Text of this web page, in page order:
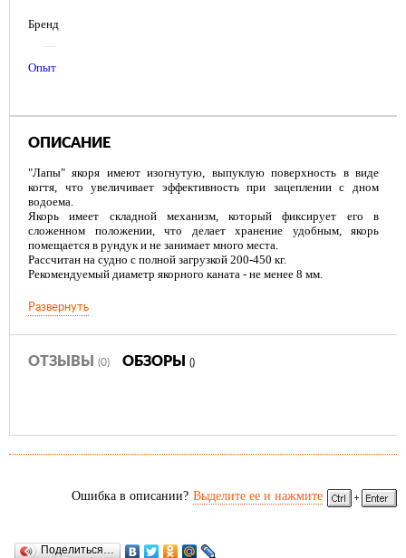
Бренд
—
Опыт
ОПИСАНИЕ
"Лапы" якоря имеют изогнутую, выпуклую поверхность в виде
когтя, что увеличивает эффективность при зацеплении с дном
водоема.
Якорь имеет складной механизм, который фиксирует его в
сложенном положении, что делает хранение удобным, якорь
помещается в рундук и не занимает много места.
Рассчитан на судно с полной загрузкой 200-450 кг.
Рекомендуемый диаметр якорного каната - не менее 8 мм.
Развернуть
ОТЗЫВЫ (0) ОБЗОРЫ ()
Ошибка в описании? Выделите ее и нажмите
Поделиться…